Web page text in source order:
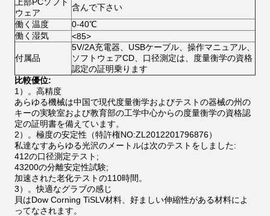
ウェア
含んで下さい
働く温度
0-40℃
働く湿気
<85>
付属品
5V/2A充電器、USBケーブル、操作マニュアル、
ソフトウェアCD、口径測定は、度量衡学の資格
認定の証明乗ります
比較優位:
1）。高精度
あらゆる機械は中国で現代度量衡学およびテストの器械の州の
キーの実験室および教育部の工学中心からの度量衡学の資格認
定の証明書を備えています。
2）。極度の安定性（特許権NO:ZL2012201796876）
私達なすあらゆる光沢のメートルは次のテストをしました:
412の口径測定テスト;
43200の分離安定性試験;
加速された老化テストの110時間。
3）。快適なグラブの感じ
貝はDow Corning TiSLV材料、好ましい伸縮性がある材料によ
ってなされます。